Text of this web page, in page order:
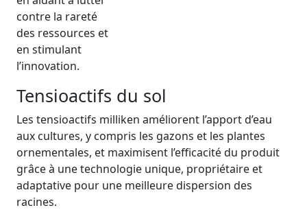
contre la rareté
des ressources et
en stimulant
l’innovation.
Tensioactifs du sol
Les tensioactifs milliken améliorent l’apport d’eau
aux cultures, y compris les gazons et les plantes
ornementales, et maximisent l’efficacité du produit
grâce à une technologie unique, propriétaire et
adaptative pour une meilleure dispersion des
racines.